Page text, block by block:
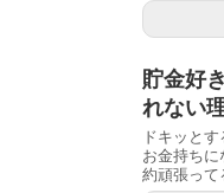
貯金好
れない
ドキッと
お金持ち
約頑張って